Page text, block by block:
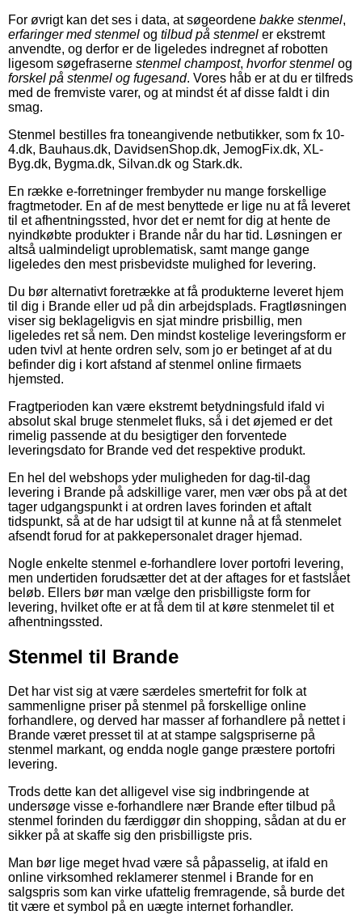
For øvrigt kan det ses i data, at søgeordene bakke stenmel,
erfaringer med stenmel og tilbud på stenmel er ekstremt
anvendte, og derfor er de ligeledes indregnet af robotten
ligesom søgefraserne stenmel champost, hvorfor stenmel og
forskel på stenmel og fugesand. Vores håb er at du er tilfreds
med de fremviste varer, og at mindst ét af disse faldt i din
smag.
Stenmel bestilles fra toneangivende netbutikker, som fx 10-
4.dk, Bauhaus.dk, DavidsenShop.dk, JemogFix.dk, XL-
Byg.dk, Bygma.dk, Silvan.dk og Stark.dk.
En række e-forretninger frembyder nu mange forskellige
fragtmetoder. En af de mest benyttede er lige nu at få leveret
til et afhentningssted, hvor det er nemt for dig at hente de
nyindkøbte produkter i Brande når du har tid. Løsningen er
altså ualmindeligt uproblematisk, samt mange gange
ligeledes den mest prisbevidste mulighed for levering.
Du bør alternativt foretrække at få produkterne leveret hjem
til dig i Brande eller ud på din arbejdsplads. Fragtløsningen
viser sig beklageligvis en sjat mindre prisbillig, men
ligeledes ret så nem. Den mindst kostelige leveringsform er
uden tvivl at hente ordren selv, som jo er betinget af at du
befinder dig i kort afstand af stenmel online firmaets
hjemsted.
Fragtperioden kan være ekstremt betydningsfuld ifald vi
absolut skal bruge stenmelet fluks, så i det øjemed er det
rimelig passende at du besigtiger den forventede
leveringsdato for Brande ved det respektive produkt.
En hel del webshops yder muligheden for dag-til-dag
levering i Brande på adskillige varer, men vær obs på at det
tager udgangspunkt i at ordren laves forinden et aftalt
tidspunkt, så at de har udsigt til at kunne nå at få stenmelet
afsendt forud for at pakkepersonalet drager hjemad.
Nogle enkelte stenmel e-forhandlere lover portofri levering,
men undertiden forudsætter det at der aftages for et fastslået
beløb. Ellers bør man vælge den prisbilligste form for
levering, hvilket ofte er at få dem til at køre stenmelet til et
afhentningssted.
Stenmel til Brande
Det har vist sig at være særdeles smertefrit for folk at
sammenligne priser på stenmel på forskellige online
forhandlere, og derved har masser af forhandlere på nettet i
Brande været presset til at at stampe salgspriserne på
stenmel markant, og endda nogle gange præstere portofri
levering.
Trods dette kan det alligevel vise sig indbringende at
undersøge visse e-forhandlere nær Brande efter tilbud på
stenmel forinden du færdiggør din shopping, sådan at du er
sikker på at skaffe sig den prisbilligste pris.
Man bør lige meget hvad være så påpasselig, at ifald en
online virksomhed reklamerer stenmel i Brande for en
salgspris som kan virke ufattelig fremragende, så burde det
tit være et symbol på en uægte internet forhandler.